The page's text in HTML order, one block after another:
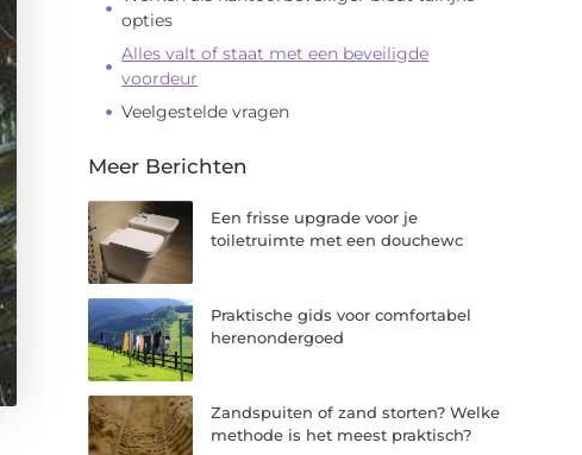
opties
Alles valt of staat met een beveiligde
voordeur
Veelgestelde vragen
Meer Berichten
Een frisse upgrade voor je
toiletruimte met een douchewc
Praktische gids voor comfortabel
herenondergoed
Zandspuiten of zand storten? Welke
methode is het meest praktisch?